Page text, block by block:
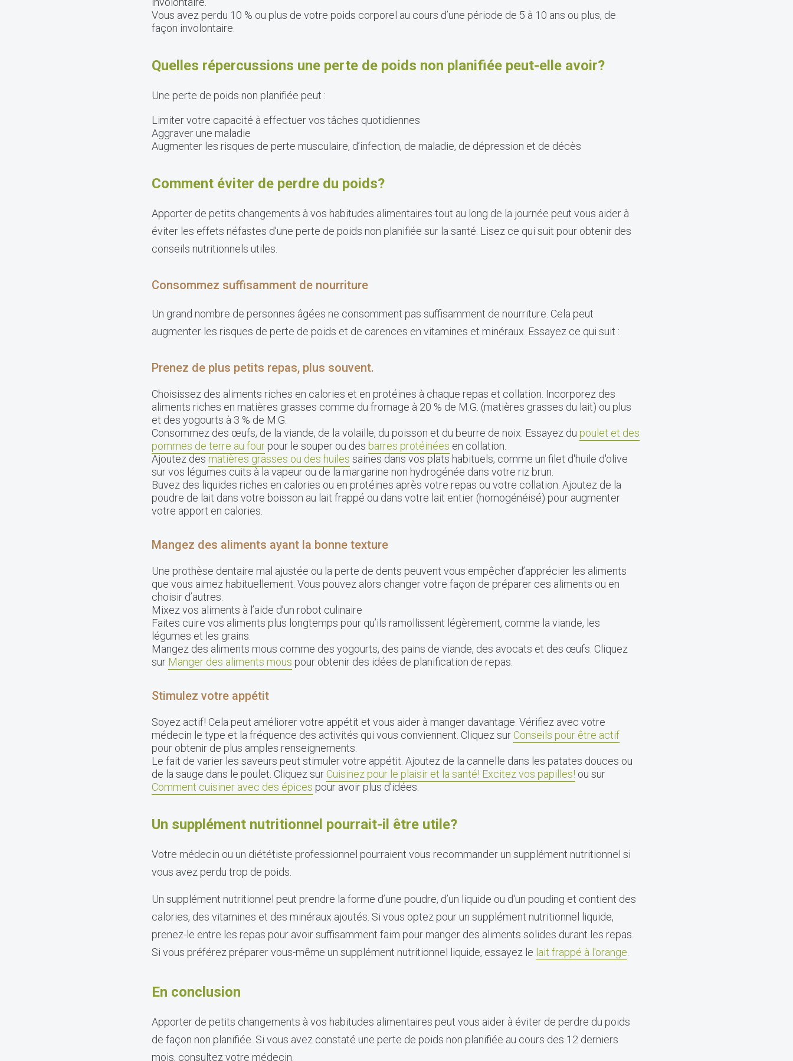
Vous avez perdu 10 % ou plus de votre poids corporel au cours d’une période de 5 à 10 ans ou plus, de
façon involontaire.
Quelles répercussions une perte de poids non planifiée peut-elle avoir?
Une perte de poids non planifiée peut :
Limiter votre capacité à effectuer vos tâches quotidiennes
Aggraver une maladie
Augmenter les risques de perte musculaire, d’infection, de maladie, de dépression et de décès
Comment éviter de perdre du poids?
Apporter de petits changements à vos habitudes alimentaires tout au long de la journée peut vous aider à
éviter les effets néfastes d'une perte de poids non planifiée sur la santé. Lisez ce qui suit pour obtenir des
conseils nutritionnels utiles.
Consommez suffisamment de nourriture
Un grand nombre de personnes âgées ne consomment pas suffisamment de nourriture. Cela peut
augmenter les risques de perte de poids et de carences en vitamines et minéraux. Essayez ce qui suit :
Prenez de plus petits repas, plus souvent.
Choisissez des aliments riches en calories et en protéines à chaque repas et collation. Incorporez des
aliments riches en matières grasses comme du fromage à 20 % de M.G. (matières grasses du lait) ou plus
et des yogourts à 3 % de M.G.
Consommez des œufs, de la viande, de la volaille, du poisson et du beurre de noix. Essayez du poulet et des
pommes de terre au four pour le souper ou des barres protéinées en collation.
Ajoutez des matières grasses ou des huiles saines dans vos plats habituels, comme un filet d'huile d'olive
sur vos légumes cuits à la vapeur ou de la margarine non hydrogénée dans votre riz brun.
Buvez des liquides riches en calories ou en protéines après votre repas ou votre collation. Ajoutez de la
poudre de lait dans votre boisson au lait frappé ou dans votre lait entier (homogénéisé) pour augmenter
votre apport en calories.
Mangez des aliments ayant la bonne texture
Une prothèse dentaire mal ajustée ou la perte de dents peuvent vous empêcher d’apprécier les aliments
que vous aimez habituellement. Vous pouvez alors changer votre façon de préparer ces aliments ou en
choisir d’autres.
Mixez vos aliments à l’aide d’un robot culinaire
Faites cuire vos aliments plus longtemps pour qu’ils ramollissent légèrement, comme la viande, les
légumes et les grains.
Mangez des aliments mous comme des yogourts, des pains de viande, des avocats et des œufs. Cliquez
sur Manger des aliments mous pour obtenir des idées de planification de repas.
Stimulez votre appétit
Soyez actif! Cela peut améliorer votre appétit et vous aider à manger davantage. Vérifiez avec votre
médecin le type et la fréquence des activités qui vous conviennent. Cliquez sur Conseils pour être actif
pour obtenir de plus amples renseignements.
Le fait de varier les saveurs peut stimuler votre appétit. Ajoutez de la cannelle dans les patates douces ou
de la sauge dans le poulet. Cliquez sur Cuisinez pour le plaisir et la santé! Excitez vos papilles! ou sur
Comment cuisiner avec des épices pour avoir plus d’idées.
Un supplément nutritionnel pourrait-il être utile?
Votre médecin ou un diététiste professionnel pourraient vous recommander un supplément nutritionnel si
vous avez perdu trop de poids.
Un supplément nutritionnel peut prendre la forme d’une poudre, d’un liquide ou d'un pouding et contient des
calories, des vitamines et des minéraux ajoutés. Si vous optez pour un supplément nutritionnel liquide,
prenez-le entre les repas pour avoir suffisamment faim pour manger des aliments solides durant les repas.
Si vous préférez préparer vous-même un supplément nutritionnel liquide, essayez le lait frappé à l'orange
En conclusion
Apporter de petits changements à vos habitudes alimentaires peut vous aider à éviter de perdre du poids
de façon non planifiée. Si vous avez constaté une perte de poids non planifiée au cours des 12 derniers
mois, consultez votre médecin.